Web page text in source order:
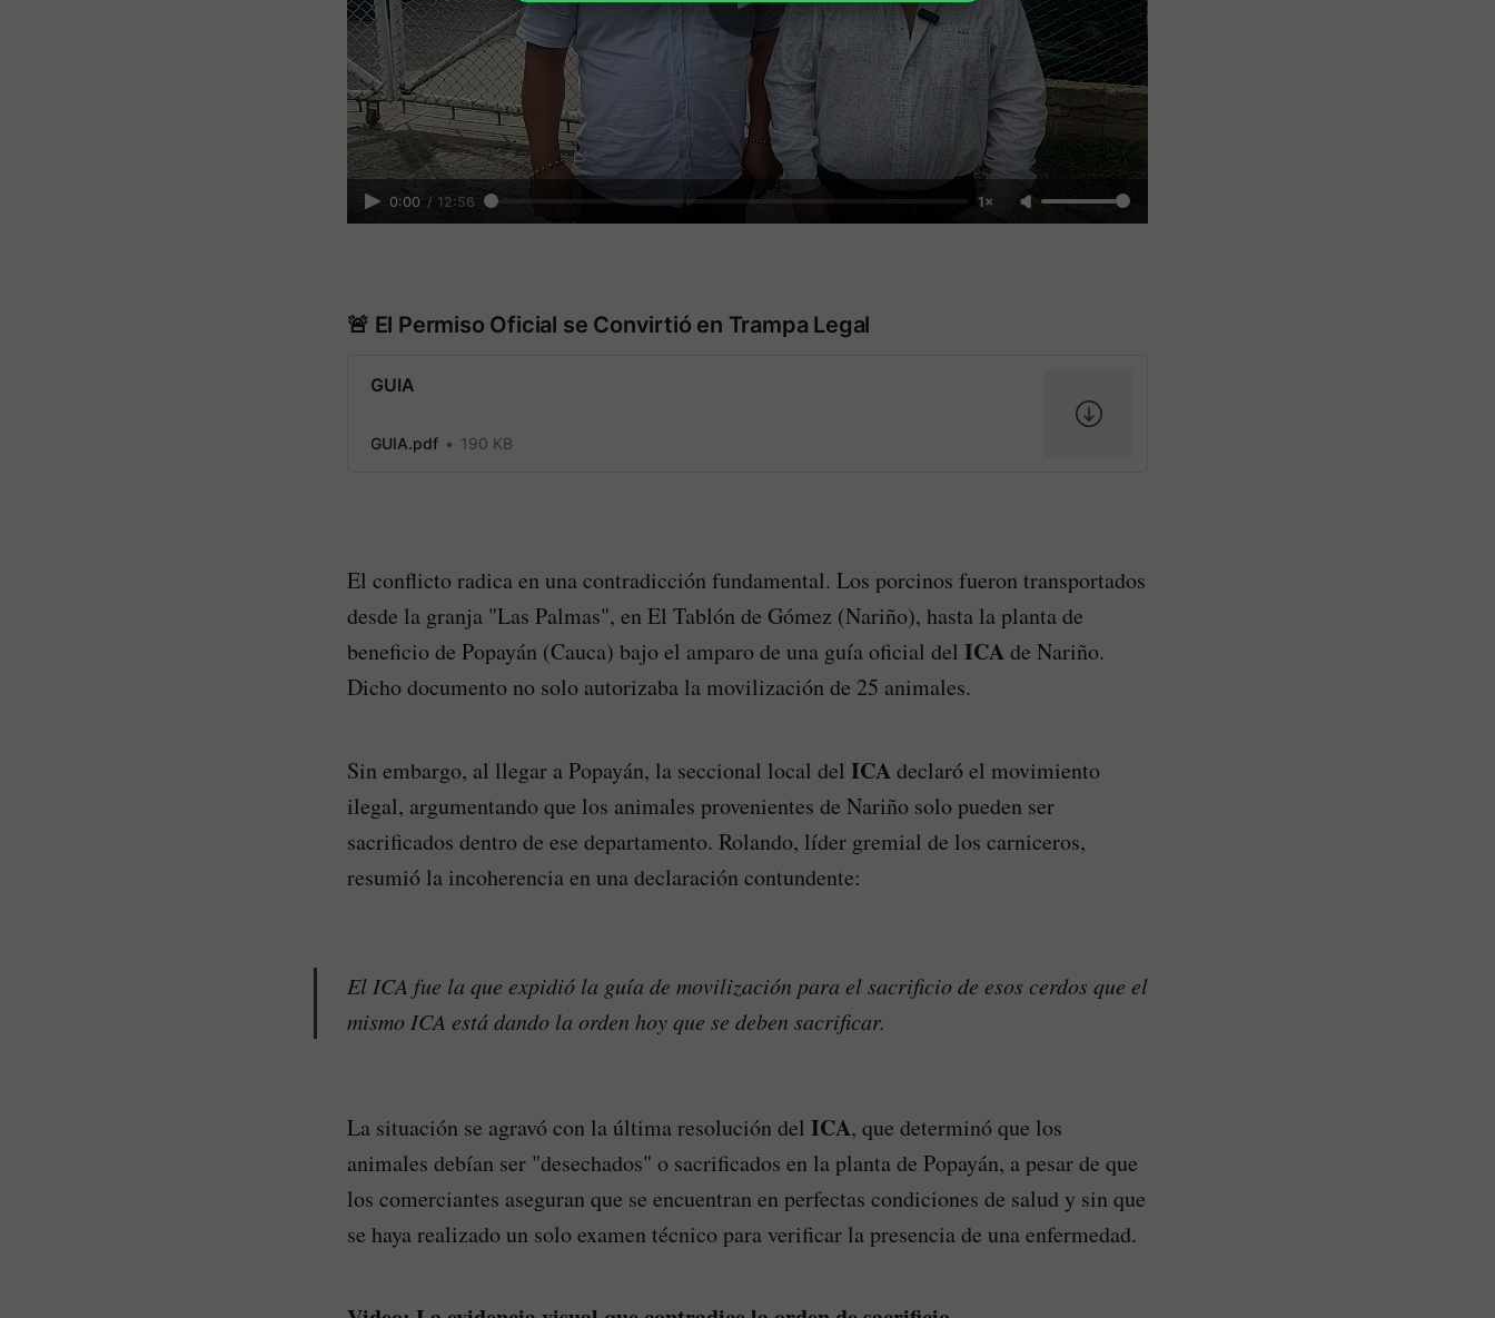
0:00 / 12:56 1×
🚨 El Permiso Oficial se Convirtió en Trampa Legal
GUIA
GUIA.pdf 190 KB
El conflicto radica en una contradicción fundamental. Los porcinos fueron transportados
desde la granja "Las Palmas", en El Tablón de Gómez (Nariño), hasta la planta de
beneficio de Popayán (Cauca) bajo el amparo de una guía oficial del ICAde Nariño.
Dicho documento no solo autorizaba la movilización de 25 animales.
Sin embargo, al llegar a Popayán, la seccional local del ICAdeclaró el movimiento
ilegal, argumentando que los animales provenientes de Nariño solo pueden ser
sacrificados dentro de ese departamento. Rolando, líder gremial de los carniceros,
resumió la incoherencia en una declaración contundente:
El ICA fue la que expidió la guía de movilización para el sacrificio de esos cerdos que el
mismo ICA está dando la orden hoy que se deben sacrificar.
La situación se agravó con la última resolución del ICA, que determinó que los
animales debían ser "desechados" o sacrificados en la planta de Popayán, a pesar de que
los comerciantes aseguran que se encuentran en perfectas condiciones de salud y sin que
se haya realizado un solo examen técnico para verificar la presencia de una enfermedad.